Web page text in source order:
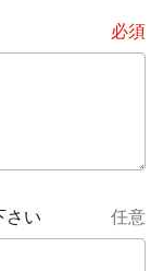
必須
さい 任意